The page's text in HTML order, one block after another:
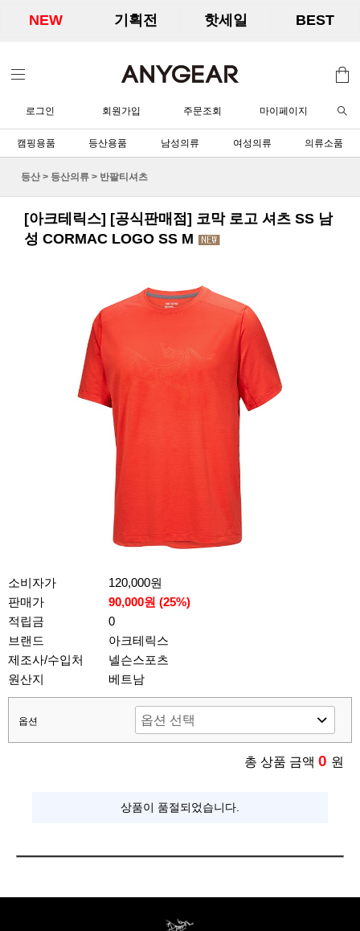
NEW 기획전 핫세일 BEST
로그인 회원가입 주문조회 마이페이지
캠핑용품 등산용품 남성의류 여성의류 의류소품
등산 > 등산의류 > 반팔티셔츠
[아크테릭스] [공식판매점] 코막 로고 셔츠 SS 남
성 CORMAC LOGO SS M
소비자가
120,000원
판매가
90,000원 (25%)
적립금
0
브랜드
아크테릭스
제조사/수입처
넬슨스포츠
원산지
베트남
옵션
총 상품 금액 0 원
상품이 품절되었습니다.